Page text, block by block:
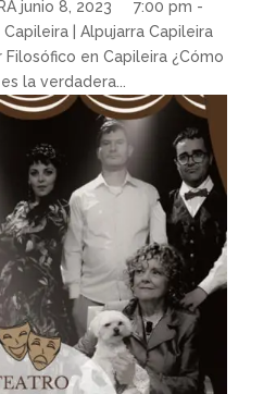
junio 8, 2023 7:00 pm -
| Alpujarra Capileira
en Capileira ¿Cómo
la verdadera...